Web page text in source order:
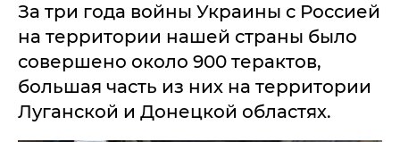
За три года войны Украины с Россией
на территории нашей страны было
совершено около 900 терактов,
большая часть из них на территории
Луганской и Донецкой областях.